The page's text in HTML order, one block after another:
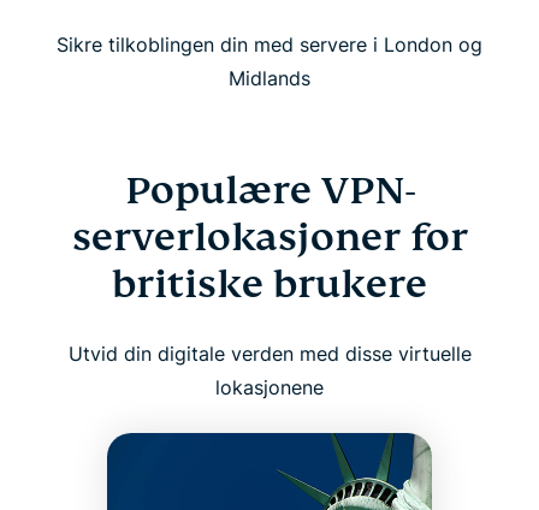
Sikre tilkoblingen din med servere i London og
Midlands
Populære VPN-
serverlokasjoner for
britiske brukere
Utvid din digitale verden med disse virtuelle
lokasjonene